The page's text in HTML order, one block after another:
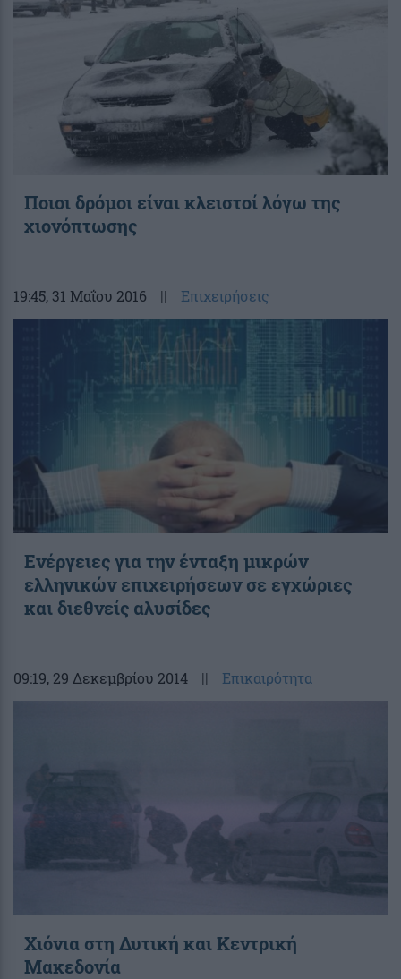
Ποιοι δρόμοι είναι κλειστοί λόγω της
χιονόπτωσης
19:45, 31 Μαΐου 2016 || Επιχειρήσεις
Ενέργειες για την ένταξη μικρών
ελληνικών επιχειρήσεων σε εγχώριες
και διεθνείς αλυσίδες
09:19, 29 Δεκεμβρίου 2014 || Επικαιρότητα
Χιόνια στη Δυτική και Κεντρική
Μακεδονία